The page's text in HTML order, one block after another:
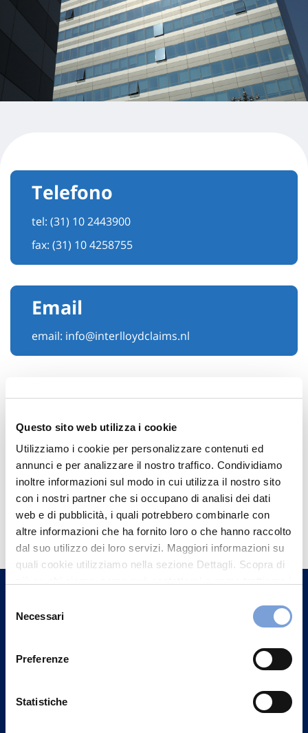
Questo sito web utilizza i cookie
Utilizziamo i cookie per personalizzare contenuti ed
annunci e per analizzare il nostro traffico. Condividiamo
inoltre informazioni sul modo in cui utilizza il nostro sito
con i nostri partner che si occupano di analisi dei dati
web e di pubblicità, i quali potrebbero combinarle con
altre informazioni che ha fornito loro o che hanno raccolto
dal suo utilizzo dei loro servizi. Maggiori informazioni su
quali cookie utilizziamo nella sezione Dettagli. Scopra di
può trovare nel footer del sito nella sezione "Informativa
delNecessari
Preferenze
Statistiche
Telefono
tel: (31) 10 2443900
fax: (31) 10 4258755
Email
email: info@interlloydclaims.nl
Hai bisogno di
informazioni?
Trova l'Agenzia più vicina a te e parla con
Contattaci